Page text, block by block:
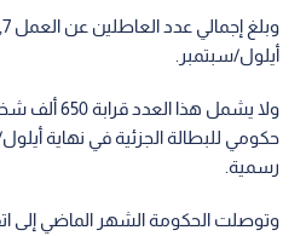
أيلول/سبتمبر.
ولا يشمل
حكومي للبطالة الجزئية في نهاية
رسمية.
وتوصلت الحكومة الشهر الماضي إلى